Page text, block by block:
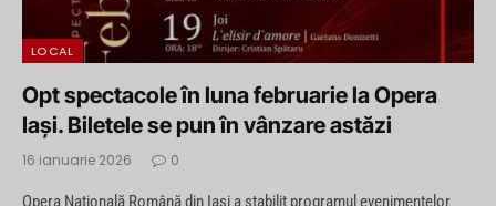
LOCAL
Opt spectacole în luna februarie la Opera
Iași. Biletele se pun în vânzare astăzi
16 ianuarie 2026 0
Opera Națională Română din Iași a stabilit programul evenimentelor